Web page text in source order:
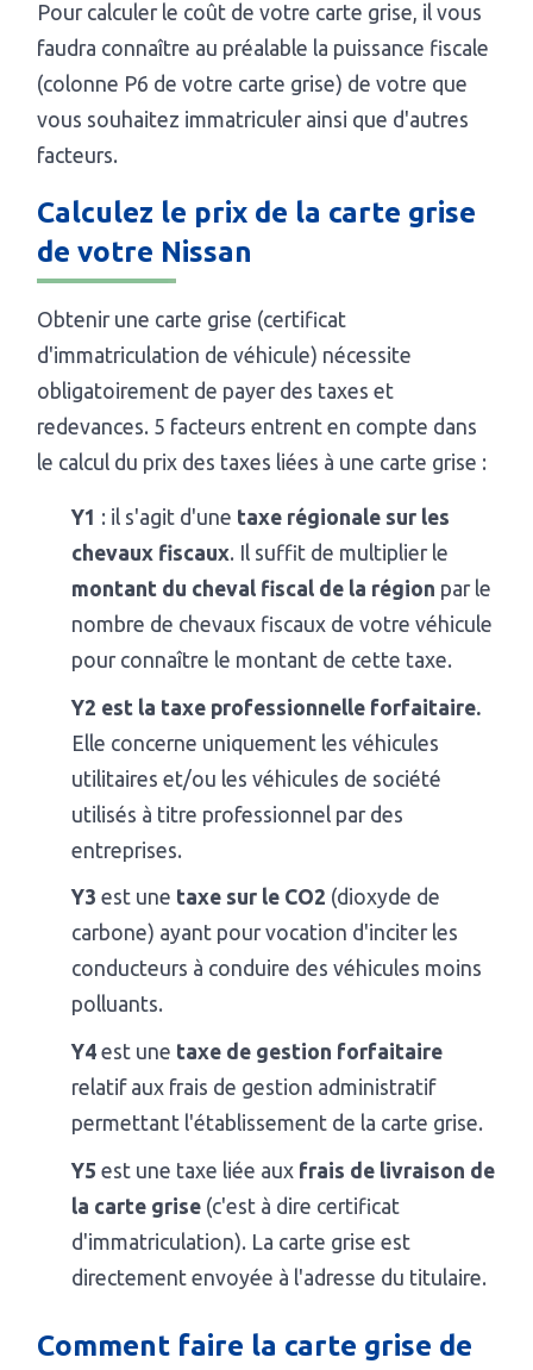
Pour calculer le coût de votre carte grise, il vous
faudra connaître au préalable la puissance fiscale
(colonne P6 de votre carte grise) de votre que
vous souhaitez immatriculer ainsi que d'autres
facteurs.
Calculez le prix de la carte grise
de votre Nissan
Obtenir une carte grise (certificat
d'immatriculation de véhicule) nécessite
obligatoirement de payer des taxes et
redevances. 5 facteurs entrent en compte dans
le calcul du prix des taxes liées à une carte grise :
Y1 : il s'agit d'une taxe régionale sur les
chevaux fiscaux. Il suffit de multiplier le
montant du cheval fiscal de la région par le
nombre de chevaux fiscaux de votre véhicule
pour connaître le montant de cette taxe.
Y2 est la taxe professionnelle forfaitaire.
Elle concerne uniquement les véhicules
utilitaires et/ou les véhicules de société
utilisés à titre professionnel par des
entreprises.
Y3 est une taxe sur le CO2 (dioxyde de
carbone) ayant pour vocation d'inciter les
conducteurs à conduire des véhicules moins
polluants.
Y4 est une taxe de gestion forfaitaire
relatif aux frais de gestion administratif
permettant l'établissement de la carte grise.
Y5 est une taxe liée aux frais de livraison de
la carte grise (c'est à dire certificat
d'immatriculation). La carte grise est
directement envoyée à l'adresse du titulaire.
Comment faire la carte grise de